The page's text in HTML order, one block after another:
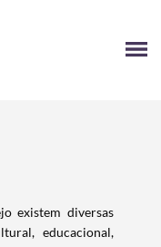
existem diversas
educacional,